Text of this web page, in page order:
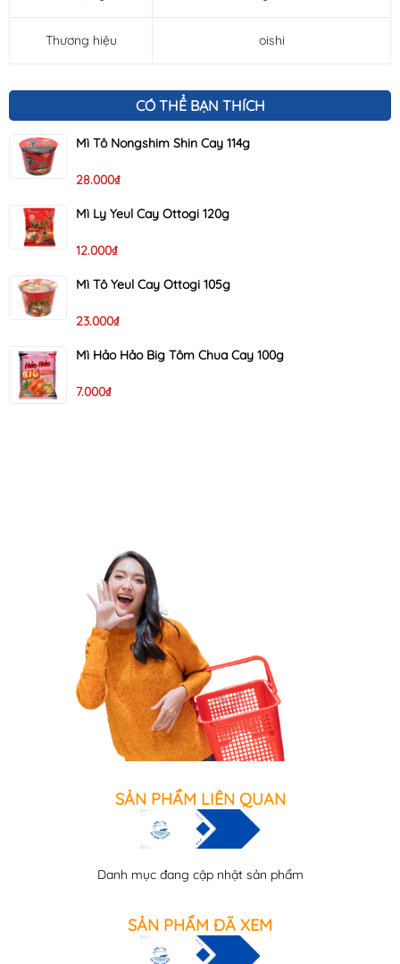
Thương hiệu oishi
CÓ THỂ BẠN THÍCH
Mì Tô Nongshim Shin Cay 114g
28.000₫
Mì Ly Yeul Cay Ottogi 120g
12.000₫
Mì Tô Yeul Cay Ottogi 105g
23.000₫
Mì Hảo Hảo Big Tôm Chua Cay 100g
7.000₫
SẢN PHẨM LIÊN QUAN
Danh mục đang cập nhật sản phẩm
SẢN PHẨM ĐÃ XEM